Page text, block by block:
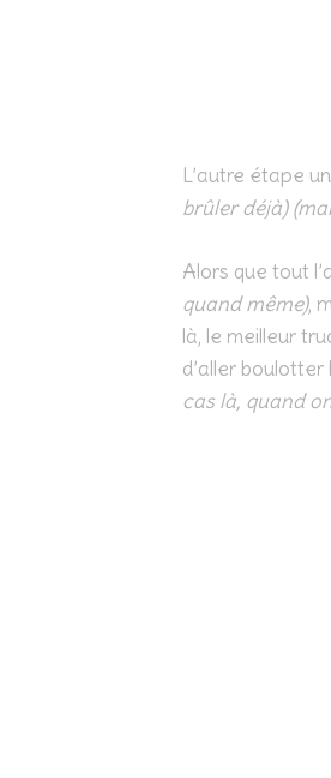
L’autre étape
brûler déjà)
Alors que tout
quand même),
là, le meilleur
d’aller
cas là, quand